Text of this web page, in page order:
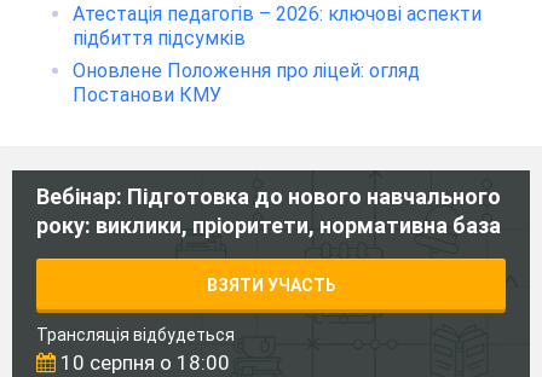
Атестація педагогів – 2026: ключові аспекти
підбиття підсумків
Оновлене Положення про ліцей: огляд
Постанови КМУ
Вебінар: Підготовка до нового навчального
року: виклики, пріоритети, нормативна база
ВЗЯТИ УЧАСТЬ
Трансляція відбудеться
10 серпня о 18:00